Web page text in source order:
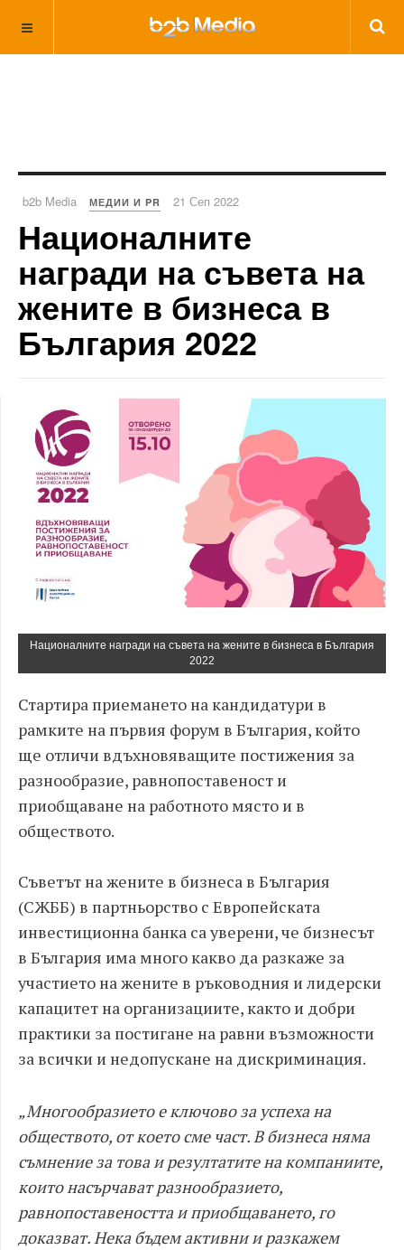
b2b Media МЕДИИ И PR 21 Сеп 2022
Националните
награди на съвета на
жените в бизнеса в
България 2022
Националните награди на съвета на жените в бизнеса в България
2022
Стартира приемането на кандидатури в
рамките на първия форум в България, който
ще отличи вдъхновяващите постижения за
разнообразие, равнопоставеност и
приобщаване на работното място и в
обществото.
Съветът на жените в бизнеса в България
(СЖББ) в партньорство с Европейската
инвестиционна банка са уверени, че бизнесът
в България има много какво да разкаже за
участието на жените в ръководния и лидерски
капацитет на организациите, както и добри
практики за постигане на равни възможности
за всички и недопускане на дискриминация.
„Многообразието е ключово за успеха на
обществото, от което сме част. В бизнеса няма
съмнение за това и резултатите на компаниите,
които насърчават разнообразието,
равнопоставеността и приобщаването, го
доказват. Нека бъдем активни и разкажем